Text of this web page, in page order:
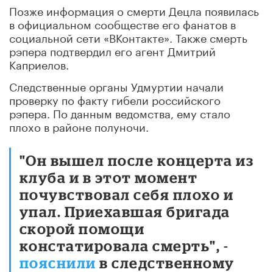
Позже информация о смерти Децла появилась
в официальном сообществе его фанатов в
социальной сети «ВКонтакте». Также смерть
рэпера подтвердил его агент Дмитрий
Каприелов.
Следственные органы Удмуртии начали
проверку по факту гибели российского
рэпера. По данным ведомства, ему стало
плохо в районе полуночи.
"Он вышел после концерта из
клуба и в этот момент
почувствовал себя плохо и
упал. Приехавшая бригада
скорой помощи
констатировала смерть", -
пояснили в следственному